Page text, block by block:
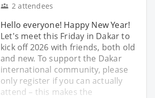
2 attendees
Hello everyone! Happy New Year!
Let's meet this Friday in Dakar to
kick off 2026 with friends, both old
and new. To support the Dakar
international community, please
only register if you can actually
attend – this makes the